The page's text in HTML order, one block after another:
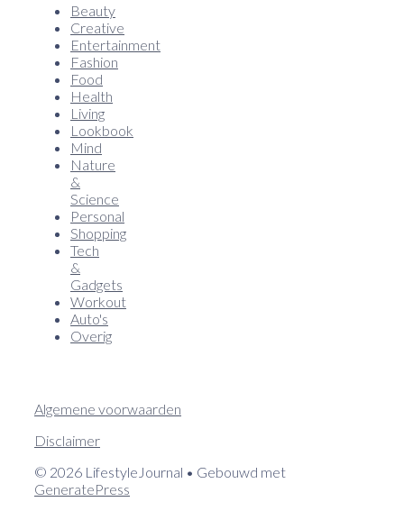
Beauty
Creative
Entertainment
Fashion
Food
Health
Living
Lookbook
Mind
Nature
&
Science
Personal
Shopping
Tech
&
Gadgets
Workout
Auto's
Overig
Algemene voorwaarden
Disclaimer
© 2026 LifestyleJournal • Gebouwd met
GeneratePress